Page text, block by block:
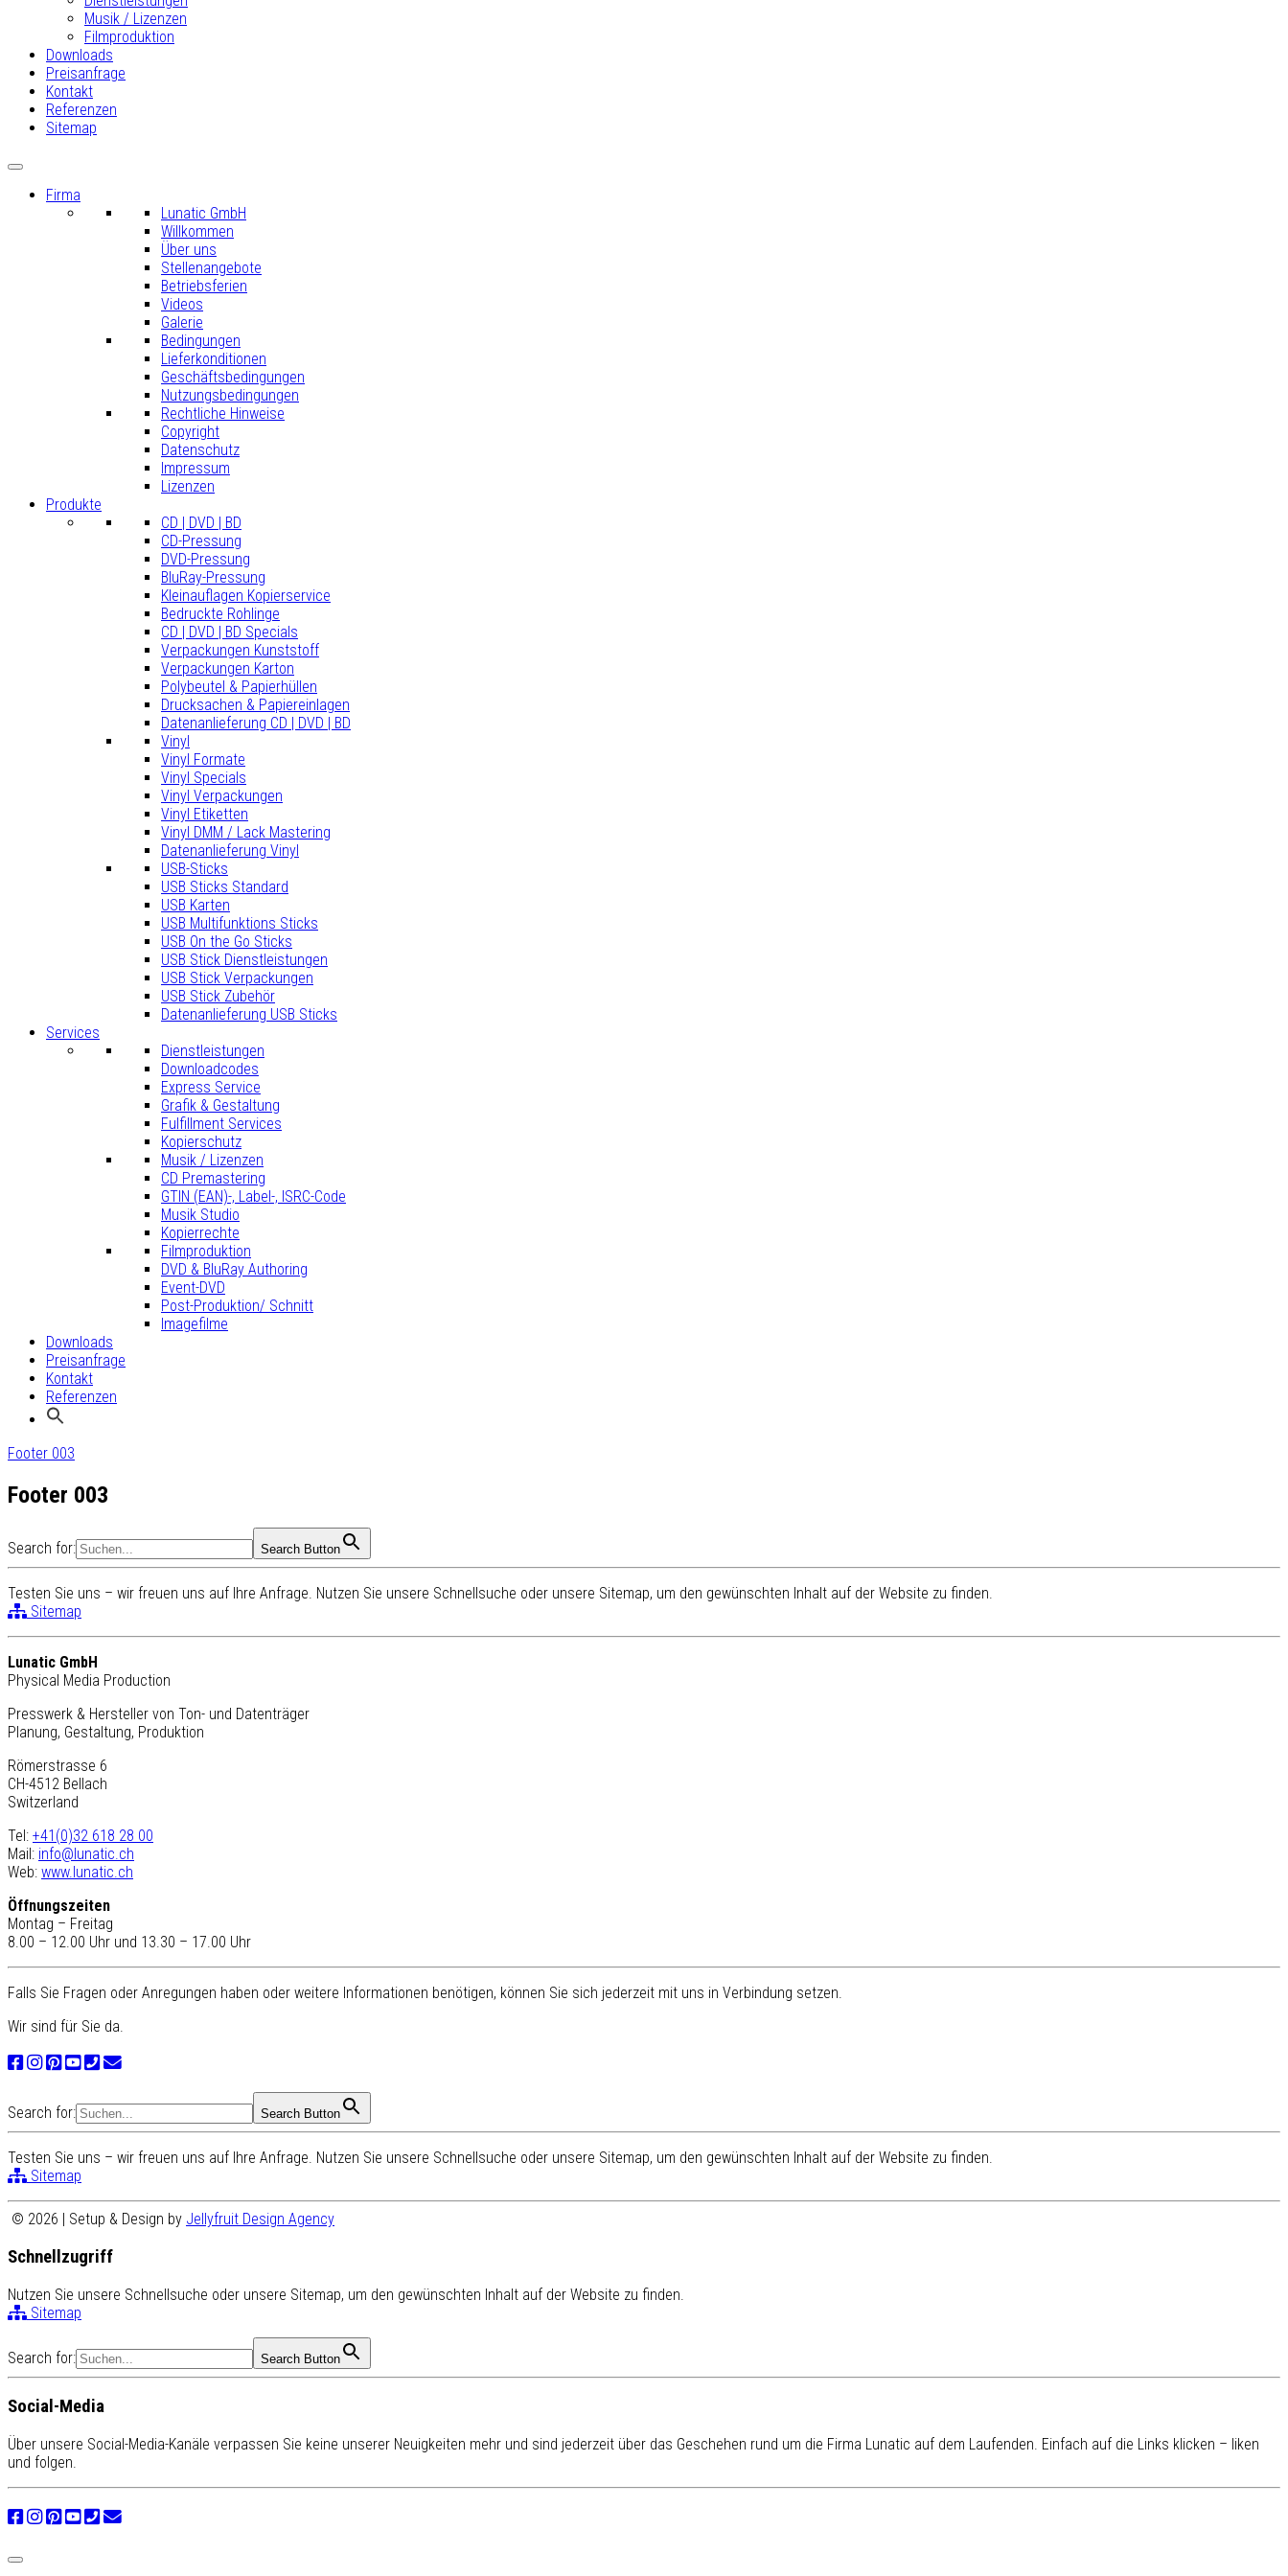
Musik / Lizenzen
Filmproduktion
Downloads
Preisanfrage
Kontakt
Referenzen
Sitemap
Firma
Lunatic GmbH
Willkommen
Über uns
Stellenangebote
Betriebsferien
Videos
Galerie
Bedingungen
Lieferkonditionen
Geschäftsbedingungen
Nutzungsbedingungen
Rechtliche Hinweise
Copyright
Datenschutz
Impressum
Lizenzen
Produkte
CD | DVD | BD
CD-Pressung
DVD-Pressung
BluRay-Pressung
Kleinauflagen Kopierservice
Bedruckte Rohlinge
CD | DVD | BD Specials
Verpackungen Kunststoff
Verpackungen Karton
Polybeutel & Papierhüllen
Drucksachen & Papiereinlagen
Datenanlieferung CD | DVD | BD
Vinyl
Vinyl Formate
Vinyl Specials
Vinyl Verpackungen
Vinyl Etiketten
Vinyl DMM / Lack Mastering
Datenanlieferung Vinyl
USB-Sticks
USB Sticks Standard
USB Karten
USB Multifunktions Sticks
USB On the Go Sticks
USB Stick Dienstleistungen
USB Stick Verpackungen
USB Stick Zubehör
Datenanlieferung USB Sticks
Services
Dienstleistungen
Downloadcodes
Express Service
Grafik & Gestaltung
Fulfillment Services
Kopierschutz
Musik / Lizenzen
CD Premastering
GTIN (EAN)-, Label-, ISRC-Code
Musik Studio
Kopierrechte
Filmproduktion
DVD & BluRay Authoring
Event-DVD
Post-Produktion/ Schnitt
Imagefilme
Downloads
Preisanfrage
Kontakt
Referenzen
Footer 003
Footer 003
Search for: Search Button
Testen Sie uns – wir freuen uns auf Ihre Anfrage. Nutzen Sie unsere Schnellsuche oder unsere Sitemap, um den gewünschten Inhalt auf der Website zu finden.
Sitemap
Lunatic GmbH
Physical Media Production
Presswerk & Hersteller von Ton- und Datenträger
Planung, Gestaltung, Produktion
Römerstrasse 6
CH-4512 Bellach
Switzerland
Tel: +41(0)32 618 28 00
Mail: info@lunatic.ch
Web: www.lunatic.ch
Öffnungszeiten
Montag – Freitag
8.00 – 12.00 Uhr und 13.30 – 17.00 Uhr
Falls Sie Fragen oder Anregungen haben oder weitere Informationen benötigen, können Sie sich jederzeit mit uns in Verbindung setzen.
Wir sind für Sie da.
Search for: Search Button
Testen Sie uns – wir freuen uns auf Ihre Anfrage. Nutzen Sie unsere Schnellsuche oder unsere Sitemap, um den gewünschten Inhalt auf der Website zu finden.
Sitemap
© 2026 | Setup & Design by Jellyfruit Design Agency
Schnellzugriff
Nutzen Sie unsere Schnellsuche oder unsere Sitemap, um den gewünschten Inhalt auf der Website zu finden.
Sitemap
Search for: Search Button
Social-Media
Über unsere Social-Media-Kanäle verpassen Sie keine unserer Neuigkeiten mehr und sind jederzeit über das Geschehen rund um die Firma Lunatic auf dem Laufenden. Einfach auf die Links klicken – liken
und folgen.